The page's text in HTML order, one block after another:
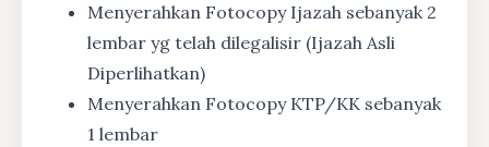
Menyerahkan Fotocopy Ijazah sebanyak 2
lembar yg telah dilegalisir (Ijazah Asli
Diperlihatkan)
Menyerahkan Fotocopy KTP/KK sebanyak
1 lembar